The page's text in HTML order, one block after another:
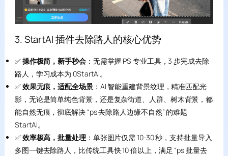
3. StartAI 插件去除路人的核心优势
✅操作极简，新手秒会：无需掌握 PS 专业工具，3 步完成去除
路人，学习成本为 0StartAI。
✅效果无痕，适配全场景：AI 智能重建背景纹理，精准匹配光
影，无论是简单纯色背景，还是复杂街道、人群、树木背景，都
能自然无痕，彻底解决 “ps 去除路人边缘不自然” 的难题
StartAI。
✅效率极高，批量处理：单张图片仅需 10-30 秒，支持批量导入
多图一键去除路人，比传统工具快 10 倍以上，满足 “ps 批量去